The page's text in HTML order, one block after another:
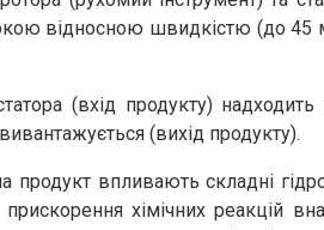
відносною швидкістю (до 45
(вхід продукту)
(вихід продукту).
впливають складні
хімічних реакцій